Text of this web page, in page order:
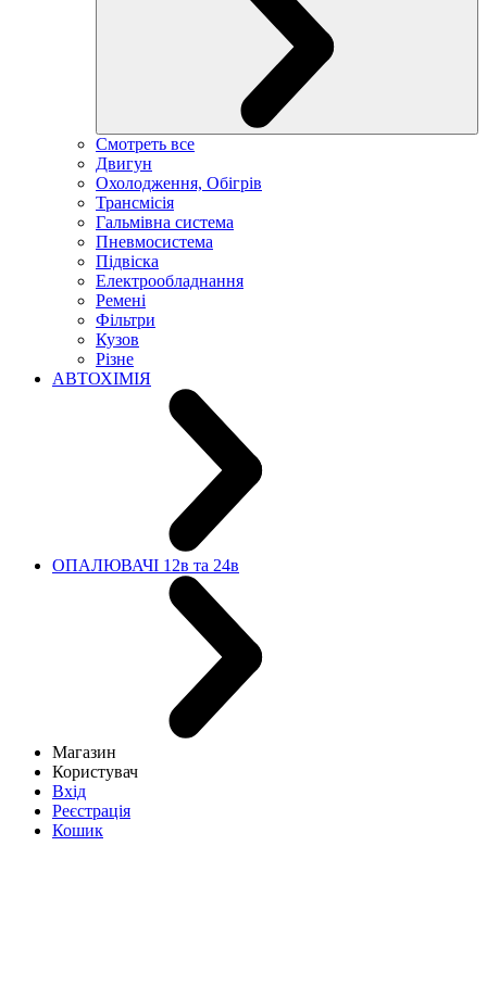
Смотреть все
Двигун
Охолодження, Обігрів
Трансмісія
Гальмівна система
Пневмосистема
Підвіска
Електрообладнання
Ремені
Фільтри
Кузов
Різне
АВТОХІМІЯ
ОПАЛЮВАЧІ 12в та 24в
Магазин
Користувач
Вхід
Реєстрація
Кошик